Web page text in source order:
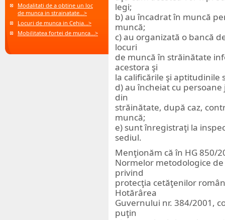
Modalitati de a obtine un loc
de munca in strainatate...>
Locuri de munca in Cehia...>
Mobilitatea fortei de munca...>
legi;
b) au încadrat în muncă
muncă;
c) au organizată o bancă
locuri
de muncă în străinătate
acestora şi
la calificările şi
d) au încheiat cu
din
străinătate, după caz,
muncă;
e) sunt înregistraţi la
sediul.
Menţionăm că în HG 850/
Normelor metodologice
privind
protecţia cetăţenilor
Hotărârea
Guvernului nr. 384/2001,
puţin